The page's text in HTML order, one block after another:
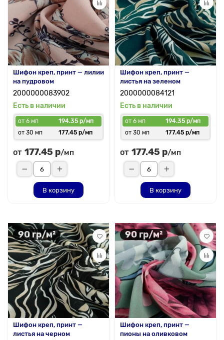
Шифон креп, принт — лилии
на пудровом
2000000083902
Есть в наличии
от 6 мп
194.35 р/мп
от 30 мп
177.45 р/мп
от 177.45 р/мп
В корзину
Шифон креп, принт —
листья на зеленом
2000000084121
Есть в наличии
от 6 мп
194.35 р/мп
от 30 мп
177.45 р/мп
от 177.45 р/мп
В корзину
90 гр/м²
Шифон креп, принт —
листья на черном
90 гр/м²
Шифон креп, принт —
пионы на оливковом